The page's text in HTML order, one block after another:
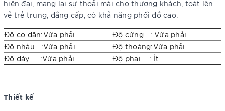
hiện đại, mang lại sự thoải mái cho thượng khách, toát lên
vẻ trẻ trung, đẳng cấp, có khả năng phối đồ cao.
Độ co dãn:Vừa phải
Độ cứng : Vừa phải
Độ nhàu :Vừa phải
Độ thoáng:Vừa phải
Độ dày :Vừa phải
Độ phai : Ít
Thiết kế